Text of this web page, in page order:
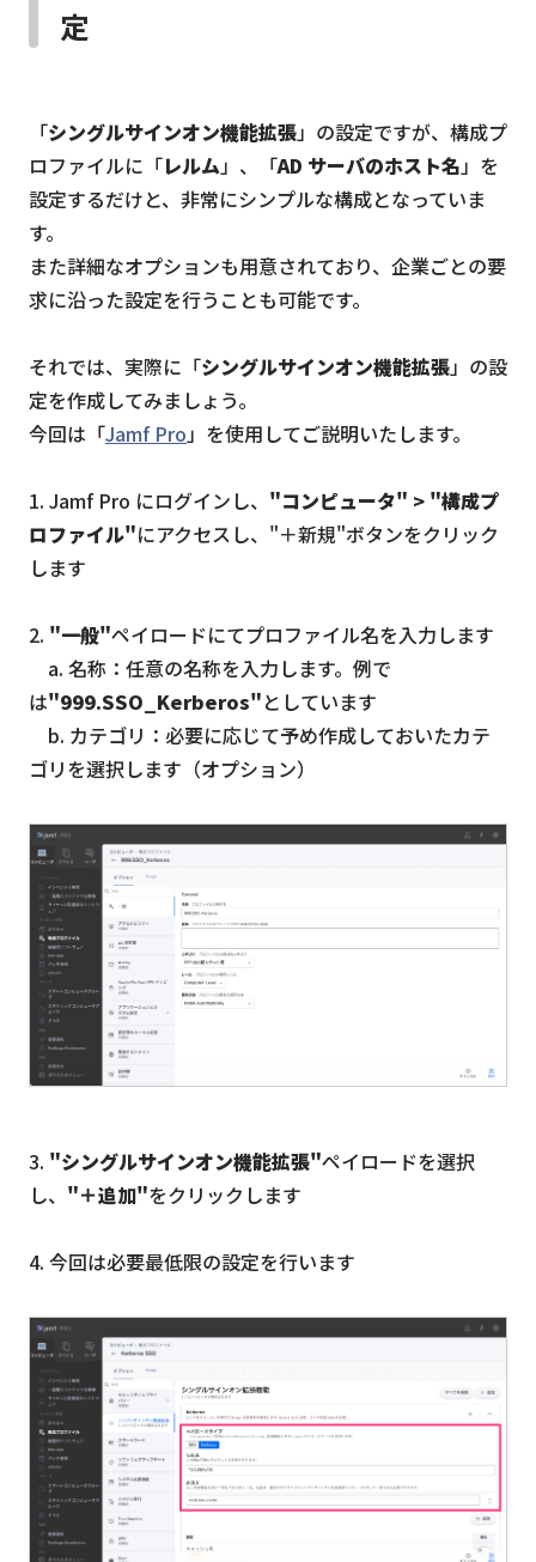
定
「シングルサインオン機能拡張」の設定ですが、構成プ
ロファイルに「レルム」、「AD サーバのホスト名」を
設定するだけと、非常にシンプルな構成となっていま
す。
また詳細なオプションも用意されており、企業ごとの要
求に沿った設定を行うことも可能です。
それでは、実際に「シングルサインオン機能拡張」の設
定を作成してみましょう。
今回は「Jamf Pro」を使用してご説明いたします。
1. Jamf Pro にログインし、 "コンピュータ" > "構成プ
ロファイル"にアクセスし、"＋新規"ボタンをクリック
します
2. "一般"ペイロードにてプロファイル名を入力します
a. 名称：任意の名称を入力します。例で
は"999.SSO_Kerberos"としています
b. カテゴリ：必要に応じて予め作成しておいたカテ
ゴリを選択します（オプション）
3. "シングルサインオン機能拡張"ペイロードを選択
し、 "＋追加"をクリックします
4. 今回は必要最低限の設定を行います